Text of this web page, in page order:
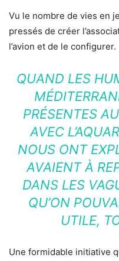
Vu le nombre de vies en
pressés de créer
l’avion et de le configurer.
QUAND LES
PRÉSENTES
AVEC
NOUS ONT
AVAIENT À
DANS LES
QU’ON
UTILE,
Une formidable initiative